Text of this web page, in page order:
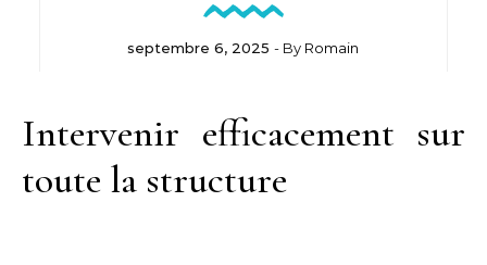
septembre 6, 2025 - By Romain
Intervenir efficacement sur
toute la structure